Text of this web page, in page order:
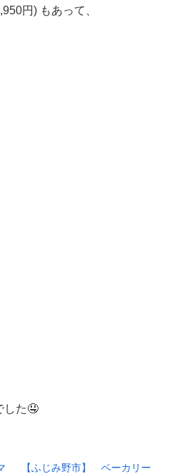
円) もあって、
した🤤
【ふじみ野市】 ベーカリー